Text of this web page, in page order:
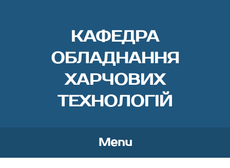
КАФЕДРА
ОБЛАДНАННЯ
ХАРЧОВИХ
ТЕХНОЛОГІЙ
Menu